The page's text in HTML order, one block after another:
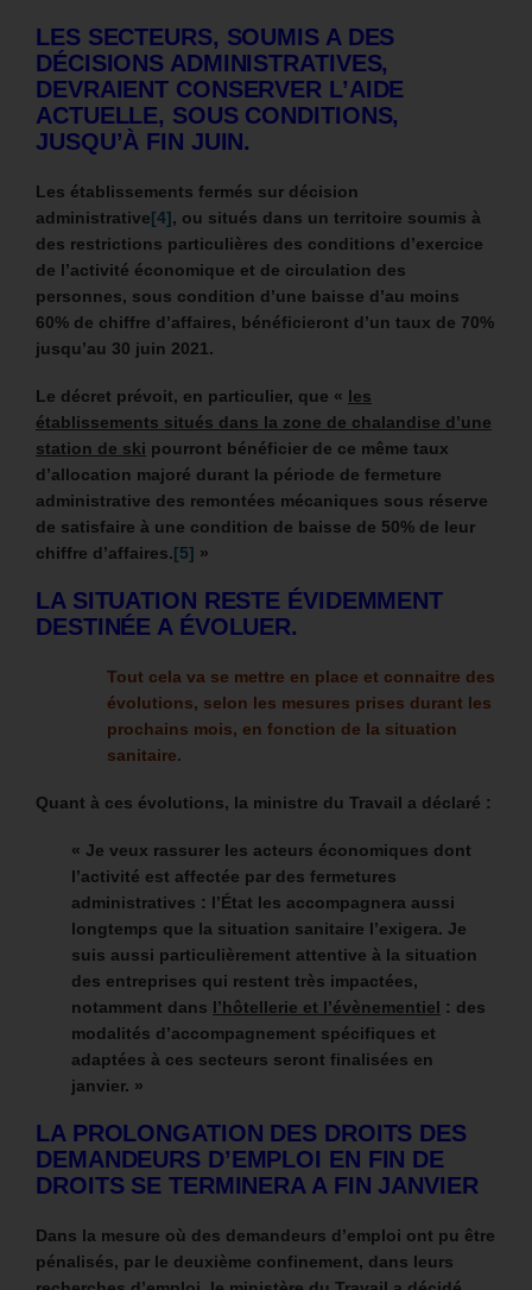
LES SECTEURS, SOUMIS A DES
DÉCISIONS ADMINISTRATIVES,
DEVRAIENT CONSERVER L’AIDE
ACTUELLE, SOUS CONDITIONS,
JUSQU’À FIN JUIN.
Les établissements fermés sur décision
administrative[4], ou situés dans un territoire soumis à
des restrictions particulières des conditions d’exercice
de l’activité économique et de circulation des
personnes, sous condition d’une baisse d’au moins
60% de chiffre d’affaires, bénéficieront d’un taux de 70%
jusqu’au 30 juin 2021.
Le décret prévoit, en particulier, que « les
établissements situés dans la zone de chalandise d’une
station de ski pourront bénéficier de ce même taux
d’allocation majoré durant la période de fermeture
administrative des remontées mécaniques sous réserve
de satisfaire à une condition de baisse de 50% de leur
chiffre d’affaires.[5] »
LA SITUATION RESTE ÉVIDEMMENT
DESTINÉE A ÉVOLUER.
Tout cela va se mettre en place et connaitre des
évolutions, selon les mesures prises durant les
prochains mois, en fonction de la situation
sanitaire.
Quant à ces évolutions, la ministre du Travail a déclaré :
« Je veux rassurer les acteurs économiques dont
l’activité est affectée par des fermetures
administratives : l’État les accompagnera aussi
longtemps que la situation sanitaire l’exigera. Je
suis aussi particulièrement attentive à la situation
des entreprises qui restent très impactées,
notamment dans l’hôtellerie et l’évènementiel : des
modalités d’accompagnement spécifiques et
adaptées à ces secteurs seront finalisées en
janvier. »
LA PROLONGATION DES DROITS DES
DEMANDEURS D’EMPLOI EN FIN DE
DROITS SE TERMINERA A FIN JANVIER
Dans la mesure où des demandeurs d’emploi ont pu être
pénalisés, par le deuxième confinement, dans leurs